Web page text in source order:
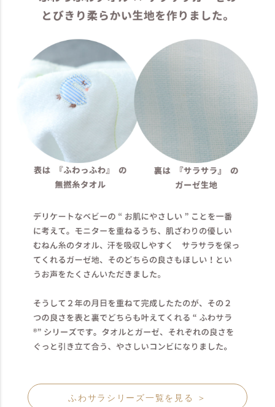
ふわサラシリーズ一覧を見る ＞